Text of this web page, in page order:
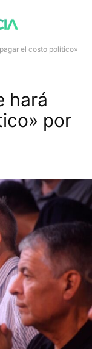
el costo político»
hará
por